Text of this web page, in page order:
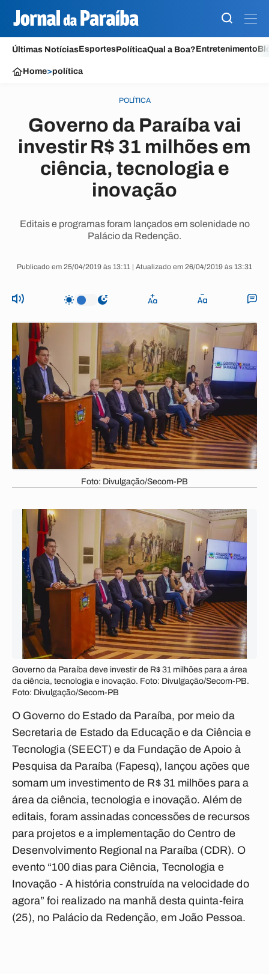
Últimas NotíciasEsportesPolíticaQual a Boa?Entretenimento
Home>política
POLÍTICA
Governo da Paraíba vai
investir R$ 31 milhões em
ciência, tecnologia e
inovação
Editais e programas foram lançados em solenidade no
Palácio da Redenção.
Publicado em 25/04/2019 às 13:11 | Atualizado em 26/04/2019 às 13:31
Foto: Divulgação/Secom-PB
Governo da Paraíba deve investir de R$ 31 milhões para a área
da ciência, tecnologia e inovação. Foto: Divulgação/Secom-PB.
Foto: Divulgação/Secom-PB
O Governo do Estado da Paraíba, por meio da
Secretaria de Estado da Educação e da Ciência e
Tecnologia (SEECT) e da Fundação de Apoio à
Pesquisa da Paraíba (Fapesq), lançou ações que
somam um investimento de R$ 31 milhões para a
área da ciência, tecnologia e inovação. Além de
editais, foram assinadas concessões de recursos
para projetos e a implementação do Centro de
Desenvolvimento Regional na Paraíba (CDR). O
evento “100 dias para Ciência, Tecnologia e
Inovação - A história construída na velocidade do
agora” foi realizado na manhã desta quinta-feira
(25), no Palácio da Redenção, em João Pessoa.